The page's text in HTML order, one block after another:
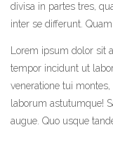
divisa in partes tres,
inter se differunt.
Lorem ipsum dolor sit
tempor incidunt ut
veneratione tui
laborum astutumque!
augue. Quo usque